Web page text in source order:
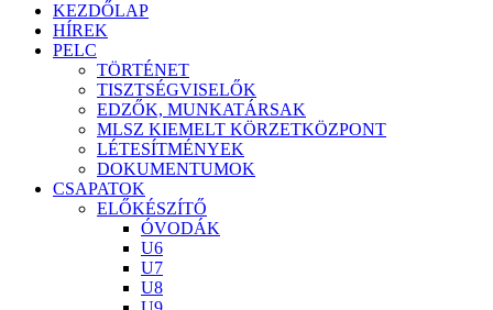
KEZDŐLAP
HÍREK
PELC
TÖRTÉNET
TISZTSÉGVISELŐK
EDZŐK, MUNKATÁRSAK
MLSZ KIEMELT KÖRZETKÖZPONT
LÉTESÍTMÉNYEK
DOKUMENTUMOK
CSAPATOK
ELŐKÉSZÍTŐ
ÓVODÁK
U6
U7
U8